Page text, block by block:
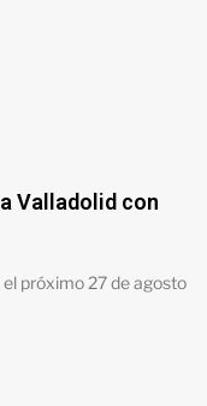
Valladolid con
próximo 27 de agosto